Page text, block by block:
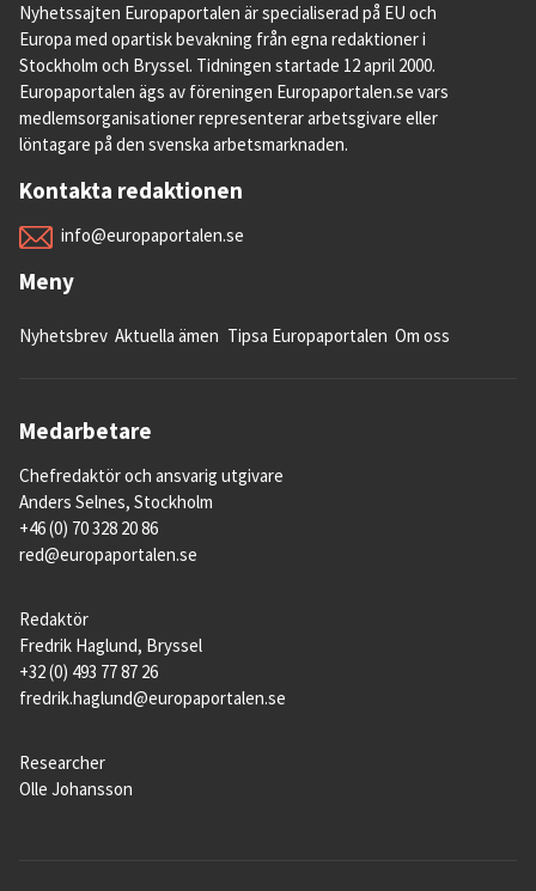
Nyhetssajten Europaportalen är specialiserad på EU och
Europa med opartisk bevakning från egna redaktioner i
Stockholm och Bryssel. Tidningen startade 12 april 2000.
Europaportalen ägs av föreningen Europaportalen.se vars
medlemsorganisationer representerar arbetsgivare eller
löntagare på den svenska arbetsmarknaden.
Kontakta redaktionen
info@europaportalen.se
Meny
Nyhetsbrev Aktuella ämen Tipsa Europaportalen Om oss
Medarbetare
Chefredaktör och ansvarig utgivare
Anders Selnes, Stockholm
+46 (0) 70 328 20 86
red@europaportalen.se
Redaktör
Fredrik Haglund, Bryssel
+32 (0) 493 77 87 26
fredrik.haglund@europaportalen.se
Researcher
Olle Johansson